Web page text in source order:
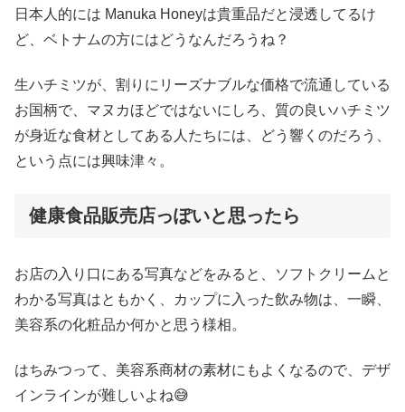
日本人的には Manuka Honeyは貴重品だと浸透してるけ
ど、ベトナムの方にはどうなんだろうね？
生ハチミツが、割りにリーズナブルな価格で流通している
お国柄で、マヌカほどではないにしろ、質の良いハチミツ
が身近な食材としてある人たちには、どう響くのだろう、
という点には興味津々。
健康食品販売店っぽいと思ったら
お店の入り口にある写真などをみると、ソフトクリームと
わかる写真はともかく、カップに入った飲み物は、一瞬、
美容系の化粧品か何かと思う様相。
はちみつって、美容系商材の素材にもよくなるので、デザ
インラインが難しいよね😅